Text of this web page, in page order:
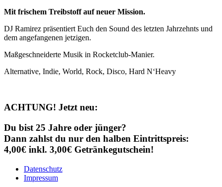
Mit frischem Treibstoff auf neuer Mission.
DJ Ramirez präsentiert Euch den Sound des letzten Jahrzehnts und
dem angefangenen jetzigen.
Maßgeschneiderte Musik in Rocketclub-Manier.
Alternative, Indie, World, Rock, Disco, Hard N‘Heavy
ACHTUNG! Jetzt neu:
Du bist 25 Jahre oder jünger?
Dann zahlst du nur den halben Eintrittspreis:
4,00€ inkl. 3,00€ Getränkegutschein!
Datenschutz
Impressum